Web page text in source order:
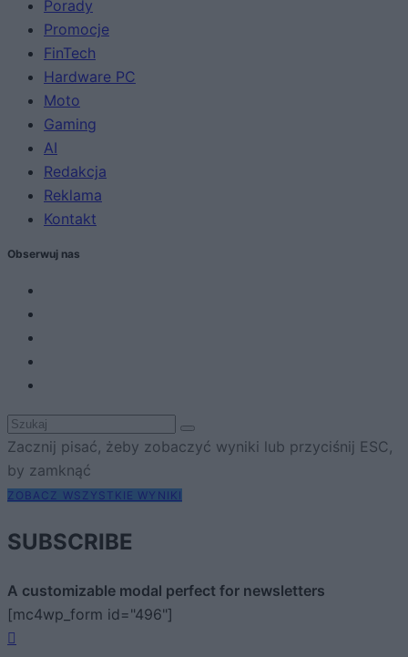
Porady
Promocje
FinTech
Hardware PC
Moto
Gaming
AI
Redakcja
Reklama
Kontakt
Obserwuj nas
Zacznij pisać, żeby zobaczyć wyniki lub przyciśnij ESC,
by zamknąć
ZOBACZ WSZYSTKIE WYNIKI
SUBSCRIBE
A customizable modal perfect for newsletters
[mc4wp_form id="496"]